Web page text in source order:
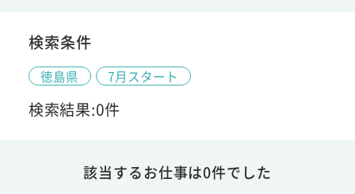
検索条件
徳島県 7月スタート
検索結果:0件
該当するお仕事は0件でした